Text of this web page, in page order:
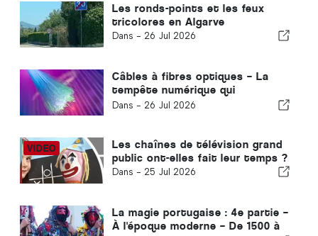
Les ronds-points et les feux
tricolores en Algarve
Dans - 26 Jul 2026
Câbles à fibres optiques – La
tempête numérique qui
s'annonce
Dans - 26 Jul 2026
Les chaînes de télévision grand
public ont-elles fait leur temps ?
Dans - 25 Jul 2026
La magie portugaise : 4e partie –
À l'époque moderne – De 1500 à